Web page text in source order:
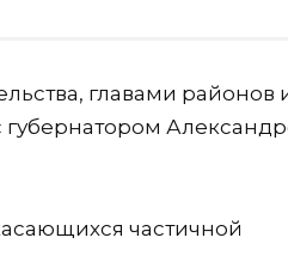
главами районов
губернатором
частичной